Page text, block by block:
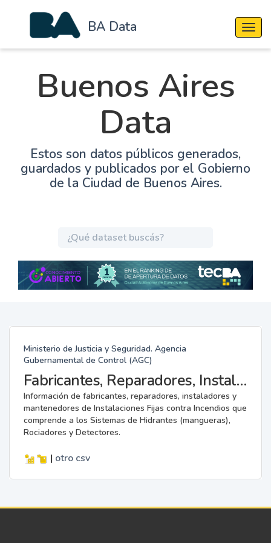
BA Data
Buenos Aires
Data
Estos son datos públicos generados,
guardados y publicados por el Gobierno
de la Ciudad de Buenos Aires.
Ministerio de Justicia y Seguridad. Agencia
Gubernamental de Control (AGC)
Fabricantes, Reparadores, Instaladores y Mantenedores de Instalaciones Fijas contra Incendios.
Información de fabricantes, reparadores, instaladores y
mantenedores de Instalaciones Fijas contra Incendios que
comprende a los Sistemas de Hidrantes (mangueras),
Rociadores y Detectores.
| otro csv